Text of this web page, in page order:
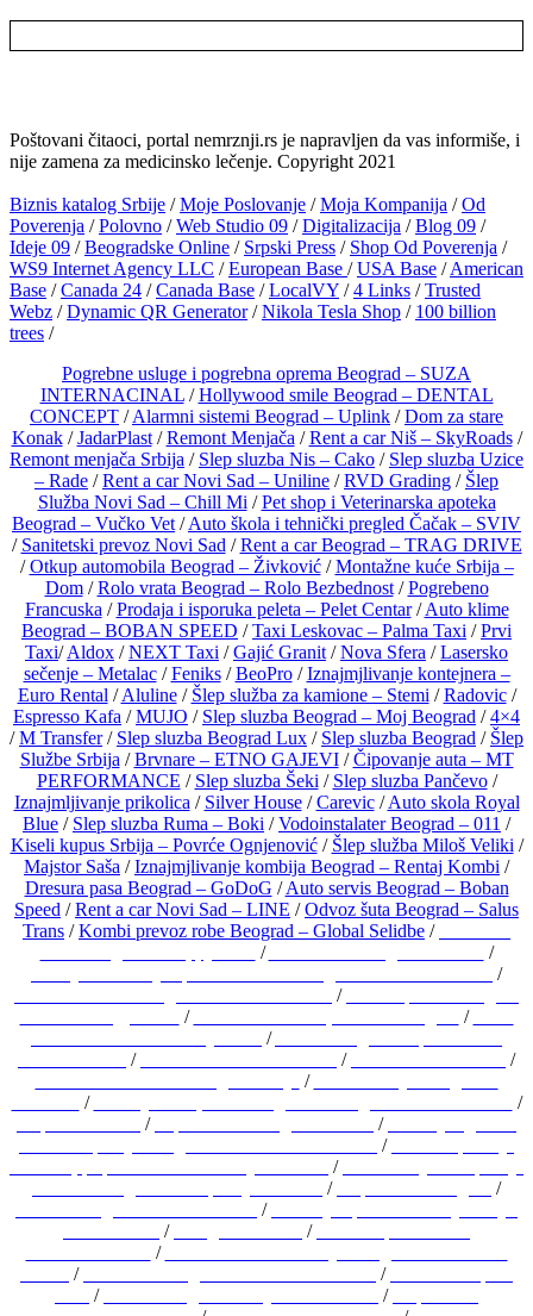
Poštovani čitaoci, portal nemrznji.rs je napravljen da vas informiše, i
nije zamena za medicinsko lečenje. Copyright 2021
Biznis katalog Srbije /Moje Poslovanje /Moja Kompanija /Od
Poverenja /Polovno /Web Studio 09 /Digitalizacija /Blog 09 /
Ideje 09 /Beogradske Online / Srpski Press / Shop Od Poverenja /
WS9 Internet Agency LLC /European Base /USA Base /American
Base /Canada 24 /Canada Base /LocalVY /4 Links /Trusted
Webz /Dynamic QR Generator/Nikola Tesla Shop / 100 billion
trees /
Pogrebne usluge i pogrebna oprema Beograd – SUZA
INTERNACINAL/Hollywood smile Beograd – DENTAL
CONCEPT /Alarmni sistemi Beograd – Uplink /Dom za stare
Konak/JadarPlast/Remont Menjača /Rent a car Niš – SkyRoads/
Remont menjača Srbija / Slep sluzba Nis – Cako / Slep sluzba Uzice
– Rade /Rent a car Novi Sad – Uniline /RVD Grading / Šlep
Služba Novi Sad – Chill Mi /Pet shop i Veterinarska apoteka
Beograd – Vučko Vet /Auto škola i tehnički pregled Čačak – SVIV
/ Sanitetski prevoz Novi Sad /Rent a car Beograd – TRAG DRIVE
/Otkup automobila Beograd – Živković/Montažne kuće Srbija –
Dom/Rolo vrata Beograd – Rolo Bezbednost/Pogrebeno
Francuska /Prodaja i isporuka peleta – Pelet Centar/Auto klime
Beograd – BOBAN SPEED /Taxi Leskovac – Palma Taxi /Prvi
Taxi/Aldox /NEXT Taxi /Gajić Granit /Nova Sfera /Lasersko
sečenje – Metalac/Feniks/BeoPro/Iznajmjlivanje kontejnera –
Euro Rental /Aluline/ Šlep služba za kamione – Stemi /Radovic/
Espresso Kafa /MUJO / Slep sluzba Beograd – Moj Beograd /4×4
/M Transfer/ Slep sluzba Beograd Lux / Slep sluzba Beograd / Šlep
Službe Srbija /Brvnare – ETNO GAJEVI/Čipovanje auta – MT
PERFORMANCE / Slep sluzba Šeki / Slep sluzba Pančevo/
Iznajmljivanje prikolica / Silver House/Carevic/Auto skola Royal
Blue / Slep sluzba Ruma – Boki /Vodoinstalater Beograd – 011 /
Kiseli kupus Srbija – Povrće Ognjenović/ Šlep služba Miloš Veliki /
Majstor Saša /Iznajmjlivanje kombija Beograd – Rentaj Kombi /
Dresura pasa Beograd – GoDoG /Auto servis Beograd – Boban
Speed /Rent a car Novi Sad – LINE /Odvoz šuta Beograd – Salus
Trans /Kombi prevoz robe Beograd – Global Selidbe /
/
/
/
/
/ /
/
/ /
/
/
/
/
/ /
/
/
/
/
/
/ /
/
/ /
/ /